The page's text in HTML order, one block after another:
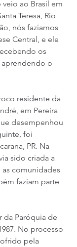
ao Brasil em
Teresa, Rio
nós fazíamos
Central, e ele
os
o
residente da
em Pereira
desempenhou
foi
PR. Na
sido criada a
as comunidades
faziam parte
da Paróquia de
No processo
pela